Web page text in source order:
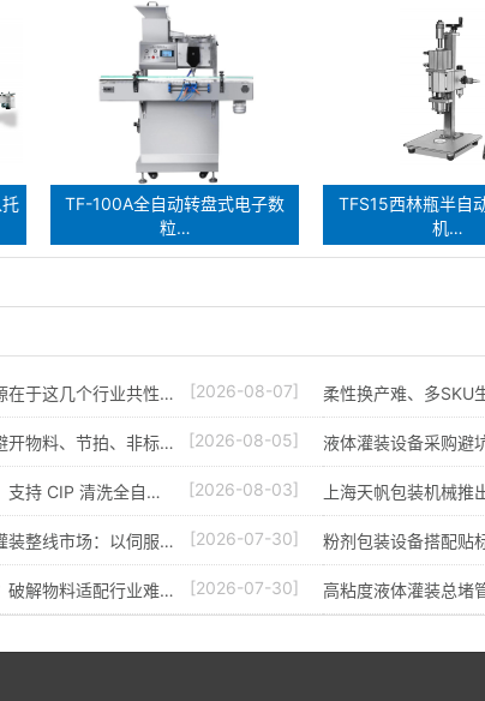
TF-100A全自动转盘式电子数
粒…
TFS15西林瓶半自
机…
在于这几个行业共性… [2026-08-07] 柔性换产难、多SKU
开物料、节拍、非标… [2026-08-05] 液体灌装设备采购避
支持 CIP 清洗全自… [2026-08-03] 上海天帆包装机械
装整线市场：以伺服… [2026-07-30] 粉剂包装设备搭配贴
破解物料适配行业难… [2026-07-30] 高粘度液体灌装总堵